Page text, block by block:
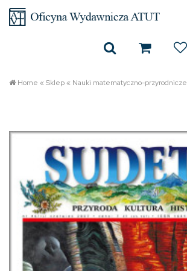
Home «Sklep« Nauki matematyczno-przyrodnicze